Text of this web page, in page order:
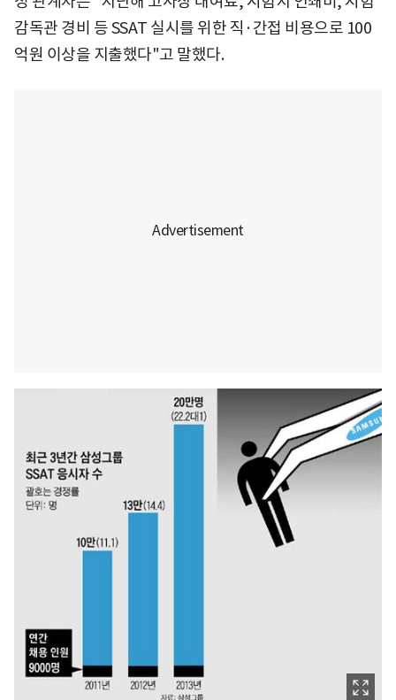
감독관 경비 등 SSAT 실시를 위한 직·간접 비용으로 100
억원 이상을 지출했다"고 말했다.